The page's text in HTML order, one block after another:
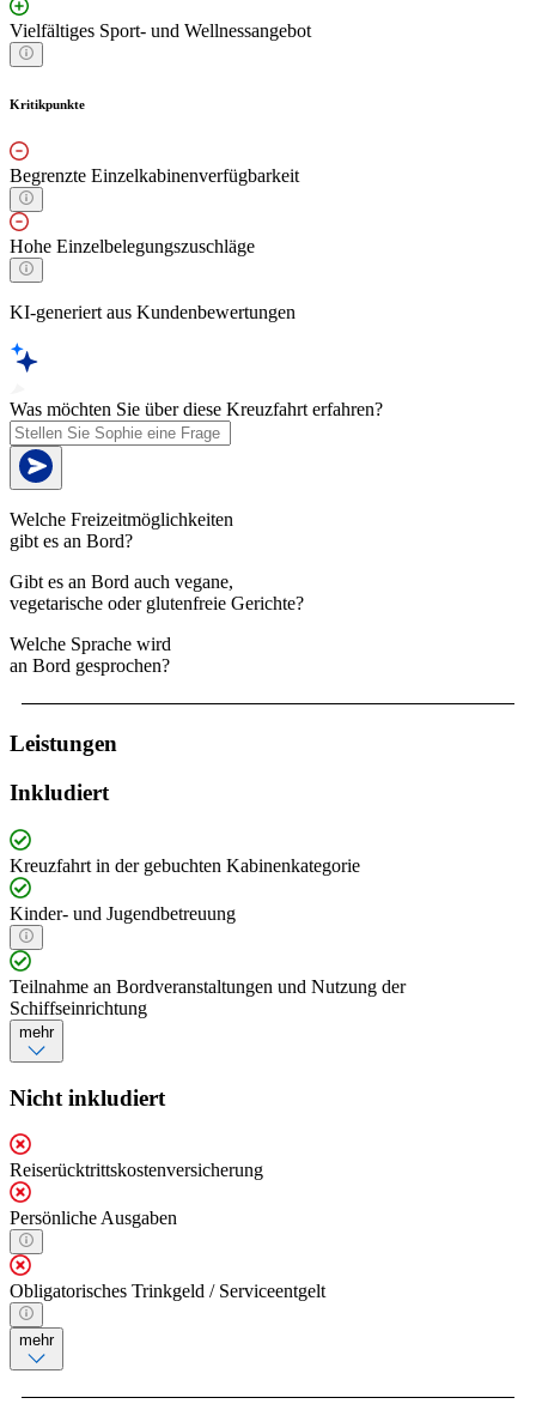
Vielfältiges Sport- und Wellnessangebot
Kritikpunkte
Begrenzte Einzelkabinenverfügbarkeit
Hohe Einzelbelegungszuschläge
KI-generiert aus Kundenbewertungen
Was möchten Sie über diese Kreuzfahrt erfahren?
Welche Freizeitmöglichkeiten
gibt es an Bord?
Gibt es an Bord auch vegane,
vegetarische oder glutenfreie Gerichte?
Welche Sprache wird
an Bord gesprochen?
Leistungen
Inkludiert
Kreuzfahrt in der gebuchten Kabinenkategorie
Kinder- und Jugendbetreuung
Teilnahme an Bordveranstaltungen und Nutzung der
Schiffseinrichtung
mehr
Nicht inkludiert
Reiserücktrittskostenversicherung
Persönliche Ausgaben
Obligatorisches Trinkgeld / Serviceentgelt
mehr